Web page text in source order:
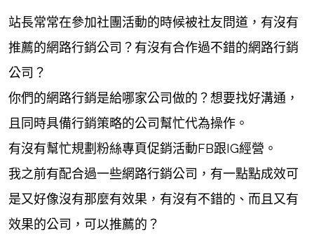
站長常常在參加社團活動的時候被社友問道，有沒有
推薦的網路行銷公司？有沒有合作過不錯的網路行銷
公司？
你們的網路行銷是給哪家公司做的？想要找好溝通，
且同時具備行銷策略的公司幫忙代為操作。
有沒有幫忙規劃粉絲專頁促銷活動FB跟IG經營。
我之前有配合過一些網路行銷公司，有一點點成效可
是又好像沒有那麼有效果，有沒有不錯的、而且又有
效果的公司，可以推薦的？